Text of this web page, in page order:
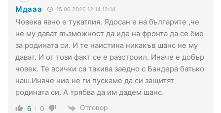
Мдааа 15.06.2026 12:14 12:14
Човека явно е тукатлия. Ядосан е на българите ,че
не му дават възможност да иде на фронта да се бие
за родината си. И те наистина никакъв шанс не му
дават. И от този факт се е разстроил. Иначе е добър
човек. Те всички са такива заедно с Бандера батько
наш.Иначе ние не ги пускаме да си защитят
родината си. А трябва да им дадем шанс.
6 0 Отговор